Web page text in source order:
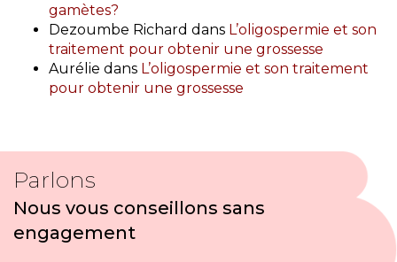
gamètes?
Dezoumbe Richard dans L’oligospermie et son
traitement pour obtenir une grossesse
Aurélie dans L’oligospermie et son traitement
pour obtenir une grossesse
Parlons
Nous vous conseillons sans
engagement